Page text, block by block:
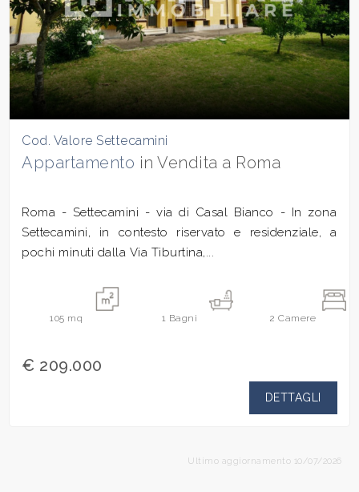
Cod. Valore Settecamini
Appartamento in Vendita a Roma
Roma - Settecamini - via di Casal Bianco - In zona
Settecamini, in contesto riservato e residenziale, a
pochi minuti dalla Via Tiburtina,...
105 mq 1 Bagni 2 Camere
€ 209.000
DETTAGLI
Ultimo aggiornamento 10/07/2026